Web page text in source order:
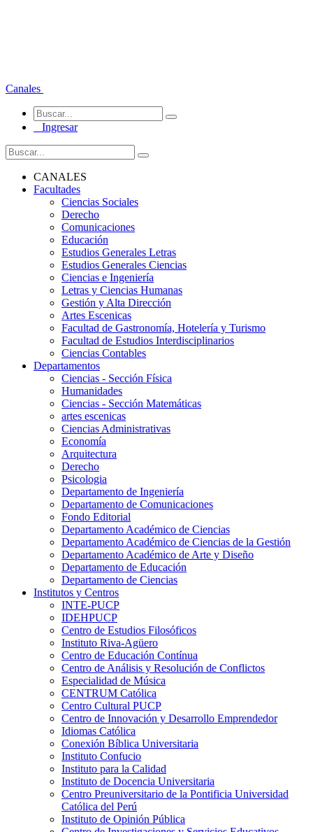
Canales
Ingresar
CANALES
Facultades
Ciencias Sociales
Derecho
Comunicaciones
Educación
Estudios Generales Letras
Estudios Generales Ciencias
Ciencias e Ingeniería
Letras y Ciencias Humanas
Gestión y Alta Dirección
Artes Escenicas
Facultad de Gastronomía, Hotelería y Turismo
Facultad de Estudios Interdisciplinarios
Ciencias Contables
Departamentos
Ciencias - Sección Física
Humanidades
Ciencias - Sección Matemáticas
artes escenicas
Ciencias Administrativas
Economía
Arquitectura
Derecho
Psicologia
Departamento de Ingeniería
Departamento de Comunicaciones
Fondo Editorial
Departamento Académico de Ciencias
Departamento Académico de Ciencias de la Gestión
Departamento Académico de Arte y Diseño
Departamento de Educación
Departamento de Ciencias
Institutos y Centros
INTE-PUCP
IDEHPUCP
Centro de Estudios Filosóficos
Instituto Riva-Agüero
Centro de Educación Contínua
Centro de Análisis y Resolución de Conflictos
Especialidad de Música
CENTRUM Católica
Centro Cultural PUCP
Centro de Innovación y Desarrollo Emprendedor
Idiomas Católica
Conexión Bíblica Universitaria
Instituto Confucio
Instituto para la Calidad
Instituto de Docencia Universitaria
Centro Preuniversitario de la Pontificia Universidad
Católica del Perú
Instituto de Opinión Pública